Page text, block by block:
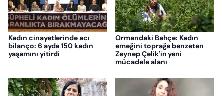
Kadın cinayetlerinde acı
bilanço: 6 ayda 150 kadın
yaşamını yitirdi
Ormandaki Bahçe: Kadın
emeğini toprağa benzeten
Zeynep Çelik'in yeni
mücadele alanı